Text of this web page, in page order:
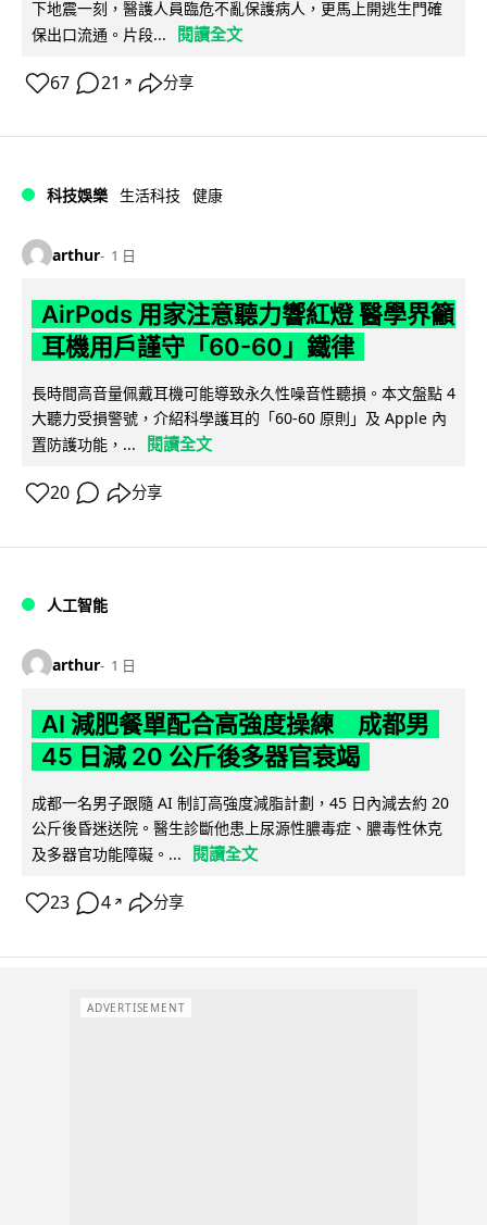
下地震一刻，醫護人員臨危不亂保護病人，更馬上開逃生門確
保出口流通。片段...
閱讀全文
67 21 ↗ 分享
科技娛樂 生活科技 健康
arthur 1 日
AirPods 用家注意聽力響紅燈 醫學界籲
耳機用戶謹守「60-60」鐵律
長時間高音量佩戴耳機可能導致永久性噪音性聽損。本文盤點 4
大聽力受損警號，介紹科學護耳的「60-60 原則」及 Apple 內
置防護功能，...
閱讀全文
20 分享
人工智能
arthur 1 日
AI 減肥餐單配合高強度操練 成都男
45 日減 20 公斤後多器官衰竭
成都一名男子跟隨 AI 制訂高強度減脂計劃，45 日內減去約 20
公斤後昏迷送院。醫生診斷他患上尿源性膿毒症、膿毒性休克
及多器官功能障礙。...
閱讀全文
23 4 ↗ 分享
ADVERTISEMENT